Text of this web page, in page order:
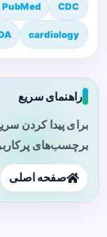
CDC
PubMed
cardiology
راهنمای سریع
برای پیدا کردن
برچسب‌های
صفحه اصلی